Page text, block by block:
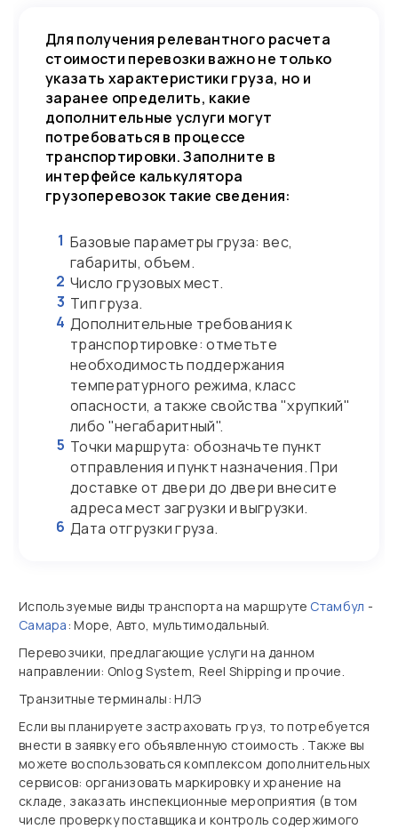
Для получения релевантного расчета
стоимости перевозки важно не только
указать характеристики груза, но и
заранее определить, какие
дополнительные услуги могут
потребоваться в процессе
транспортировки. Заполните в
интерфейсе калькулятора
грузоперевозок такие сведения:
1 Базовые параметры груза: вес,
габариты, объем.
2 Число грузовых мест.
3 Тип груза.
4 Дополнительные требования к
транспортировке: отметьте
необходимость поддержания
температурного режима, класс
опасности, а также свойства "хрупкий"
либо "негабаритный".
5 Точки маршрута: обозначьте пункт
отправления и пункт назначения. При
доставке от двери до двери внесите
адреса мест загрузки и выгрузки.
6 Дата отгрузки груза.
Используемые виды транспорта на маршруте Стамбул -
Самара: Море, Авто, мультимодальный.
Перевозчики, предлагающие услуги на данном
направлении: Onlog System, Reel Shipping и прочие.
Транзитные терминалы: НЛЭ
Если вы планируете застраховать груз, то потребуется
внести в заявку его объявленную стоимость . Также вы
можете воспользоваться комплексом дополнительных
сервисов: организовать маркировку и хранение на
складе, заказать инспекционные мероприятия (в том
числе проверку поставщика и контроль содержимого